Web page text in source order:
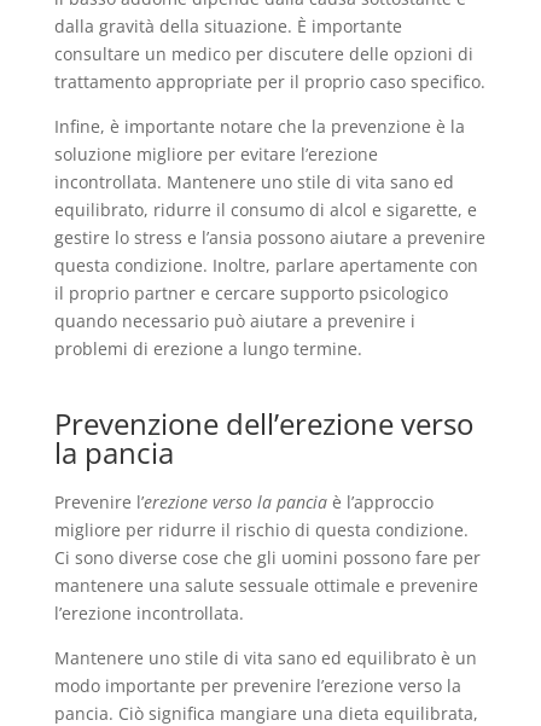
dalla gravità della situazione. È importante
consultare un medico per discutere delle opzioni di
trattamento appropriate per il proprio caso specifico.
Infine, è importante notare che la prevenzione è la
soluzione migliore per evitare l’erezione
incontrollata. Mantenere uno stile di vita sano ed
equilibrato, ridurre il consumo di alcol e sigarette, e
gestire lo stress e l’ansia possono aiutare a prevenire
questa condizione. Inoltre, parlare apertamente con
il proprio partner e cercare supporto psicologico
quando necessario può aiutare a prevenire i
problemi di erezione a lungo termine.
Prevenzione dell’erezione verso
la pancia
Prevenire l’erezione verso la panciaè l’approccio
migliore per ridurre il rischio di questa condizione.
Ci sono diverse cose che gli uomini possono fare per
mantenere una salute sessuale ottimale e prevenire
l’erezione incontrollata.
Mantenere uno stile di vita sano ed equilibrato è un
modo importante per prevenire l’erezione verso la
pancia. Ciò significa mangiare una dieta equilibrata,